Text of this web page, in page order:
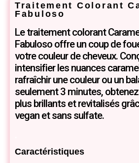
Traitement Colorant
Fabuloso
Le traitement colorant
Fabuloso offre un coup de
votre couleur de cheveux.
intensifier les nuances
rafraîchir une couleur ou un
seulement 3 minutes,
plus brillants et revitalisés
vegan et sans sulfate.
Caractéristiques